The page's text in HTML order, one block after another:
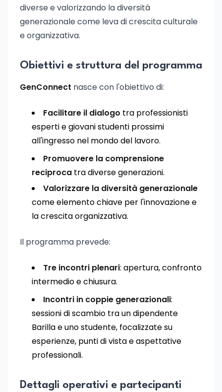
diverse e valorizzando la diversità
generazionale come leva di crescita culturale
e organizzativa.
Obiettivi e struttura del programma
GenConnect nasce con l'obiettivo di:
Facilitare il dialogo tra professionisti
esperti e giovani studenti prossimi
all'ingresso nel mondo del lavoro.
Promuovere la comprensione
reciproca tra diverse generazioni.
Valorizzare la diversità generazionale
come elemento chiave per l'innovazione e
la crescita organizzativa.
Il programma prevede:
Tre incontri plenari: apertura, confronto
intermedio e chiusura.
Incontri in coppie generazionali:
sessioni di scambio tra un dipendente
Barilla e uno studente, focalizzate su
esperienze, punti di vista e aspettative
professionali.
Dettagli operativi e partecipanti